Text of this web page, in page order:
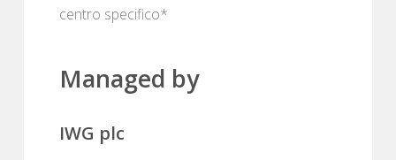
centro specifico*
Managed by
IWG plc